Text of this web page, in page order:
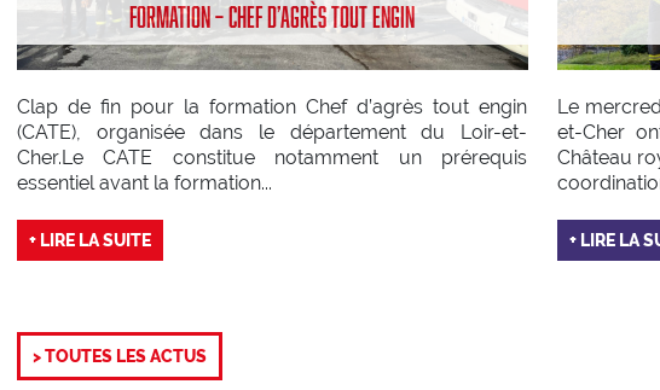
FORMATION – CHEF D’AGRÈS TOUT ENGIN
Clap de fin pour la formation Chef d’agrès tout engin
(CATE), organisée dans le département du Loir-et-
Cher.Le CATE constitue notamment un prérequis
essentiel avant la formation...
+ LIRE LA SUITE
Le
et-Cher
Château
+ LIRE LA
> TOUTES LES ACTUS